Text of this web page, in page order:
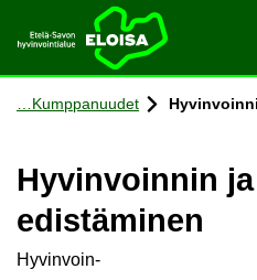
Etusi­vu
Siir­ry si­säl­töön
Kump­pa­nuu­det
Hy­vin­voin­nin
edis­tä­mi­nen
Hy­vin­voin­